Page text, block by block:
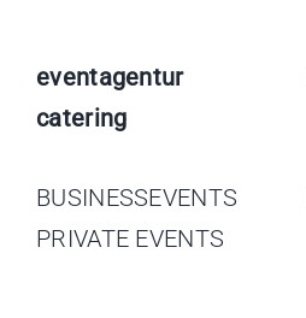
eventagentur
catering
BUSINESSEVENTS
PRIVATE EVENTS